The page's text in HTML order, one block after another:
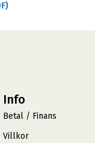
Info
Betal / Finans
Villkor